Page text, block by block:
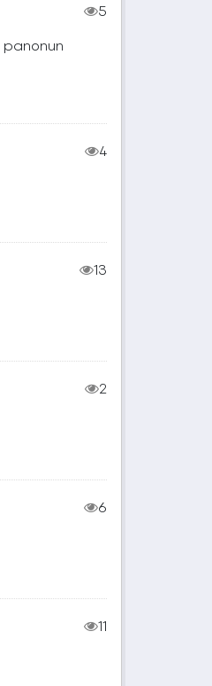
5
panonun
4
13
2
6
11